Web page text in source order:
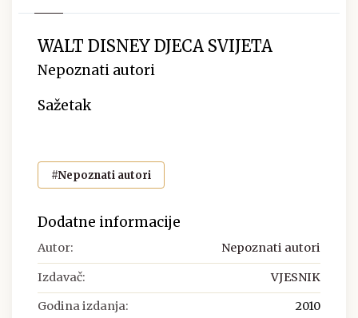
WALT DISNEY DJECA SVIJETA
Nepoznati autori
Sažetak
#Nepoznati autori
Dodatne informacije
Autor: Nepoznati autori
Izdavač: VJESNIK
Godina izdanja: 2010